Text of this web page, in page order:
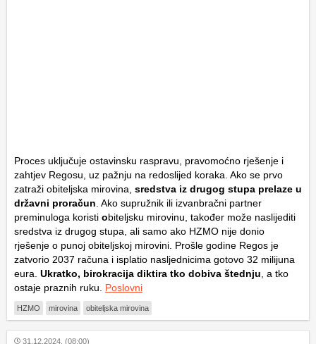
Proces uključuje ostavinsku raspravu, pravomoćno rješenje i
zahtjev Regosu, uz pažnju na redoslijed koraka. Ako se prvo
zatraži obiteljska mirovina, sredstva iz drugog stupa prelaze u
državni proračun . Ako supružnik ili izvanbračni partner
preminuloga koristi obiteljsku mirovinu, također može naslijediti
sredstva iz drugog stupa, ali samo ako HZMO nije donio
rješenje o punoj obiteljskoj mirovini. Prošle godine Regos je
zatvorio 2037 računa i isplatio nasljednicima gotovo 32 milijuna
eura. Ukratko, birokracija diktira tko dobiva štednju , a tko
ostaje praznih ruku. Poslovni
HZMO mirovina obiteljska mirovina
31.12.2024. (08:00)